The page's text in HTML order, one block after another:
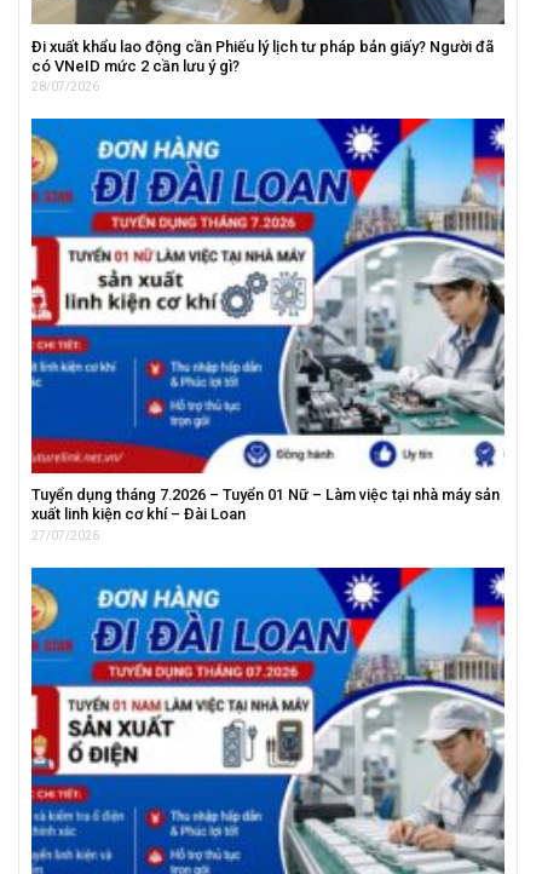
Đi xuất khẩu lao động cần Phiếu lý lịch tư pháp bản giấy? Người đã
có VNeID mức 2 cần lưu ý gì?
28/07/2026
Tuyển dụng tháng 7.2026 – Tuyển 01 Nữ – Làm việc tại nhà máy sản
xuất linh kiện cơ khí – Đài Loan
27/07/2026